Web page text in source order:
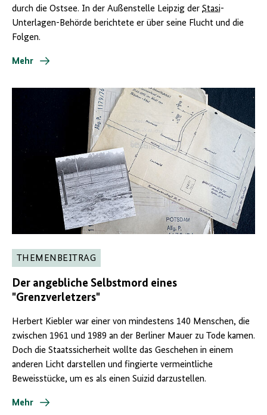
durch die Ostsee. In der Außenstelle Leipzig der Stasi-
Unterlagen-Behörde berichtete er über seine Flucht und die
Folgen.
Mehr
THEMENBEITRAG
Der angebliche Selbstmord eines
"Grenzverletzers"
Herbert Kiebler war einer von mindestens 140 Menschen, die
zwischen 1961 und 1989 an der Berliner Mauer zu Tode kamen.
Doch die Staatssicherheit wollte das Geschehen in einem
anderen Licht darstellen und fingierte vermeintliche
Beweisstücke, um es als einen Suizid darzustellen.
Mehr